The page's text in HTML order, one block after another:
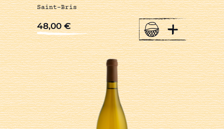
Saint-Bris
48,00€ +